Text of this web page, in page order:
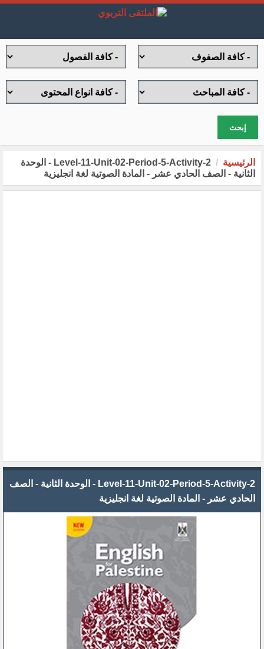
إبحث
الرئيسية
Level-11-Unit-02-Period-5-Activity-2 - الوحدة
الثانية - الصف الحادي عشر - المادة الصوتية لغة انجليزية
Level-11-Unit-02-Period-5-Activity-2 - الوحدة الثانية - الصف
الحادي عشر - المادة الصوتية لغة انجليزية